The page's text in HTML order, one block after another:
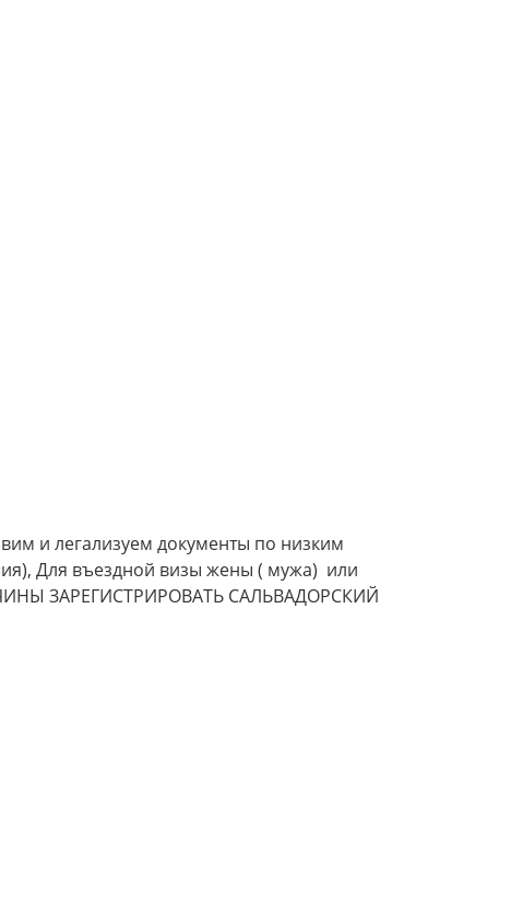
и легализуем документы по низким
Для въездной визы жены ( мужа) или
ЗАРЕГИСТРИРОВАТЬ САЛЬВАДОРСКИЙ